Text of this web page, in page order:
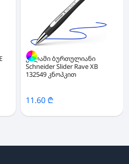
კალამი ბურთულიანი
Schneider Slider Rave XB
132549 კნოპკით
11.60 ₾